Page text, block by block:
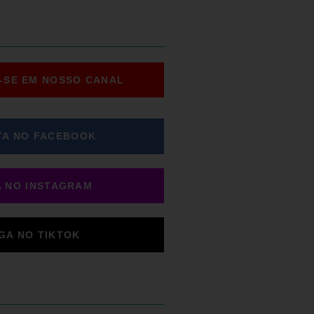
SE EM NOSSO CANAL
NO FACEBOOK
NO INSTAGRAM
NO TIKTOK